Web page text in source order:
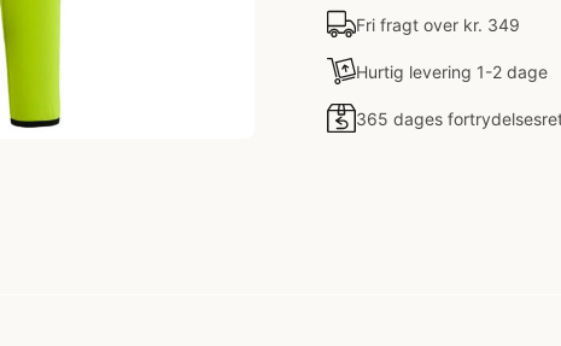
Fri fragt over kr. 349
Hurtig levering 1-2 dage
365 dages